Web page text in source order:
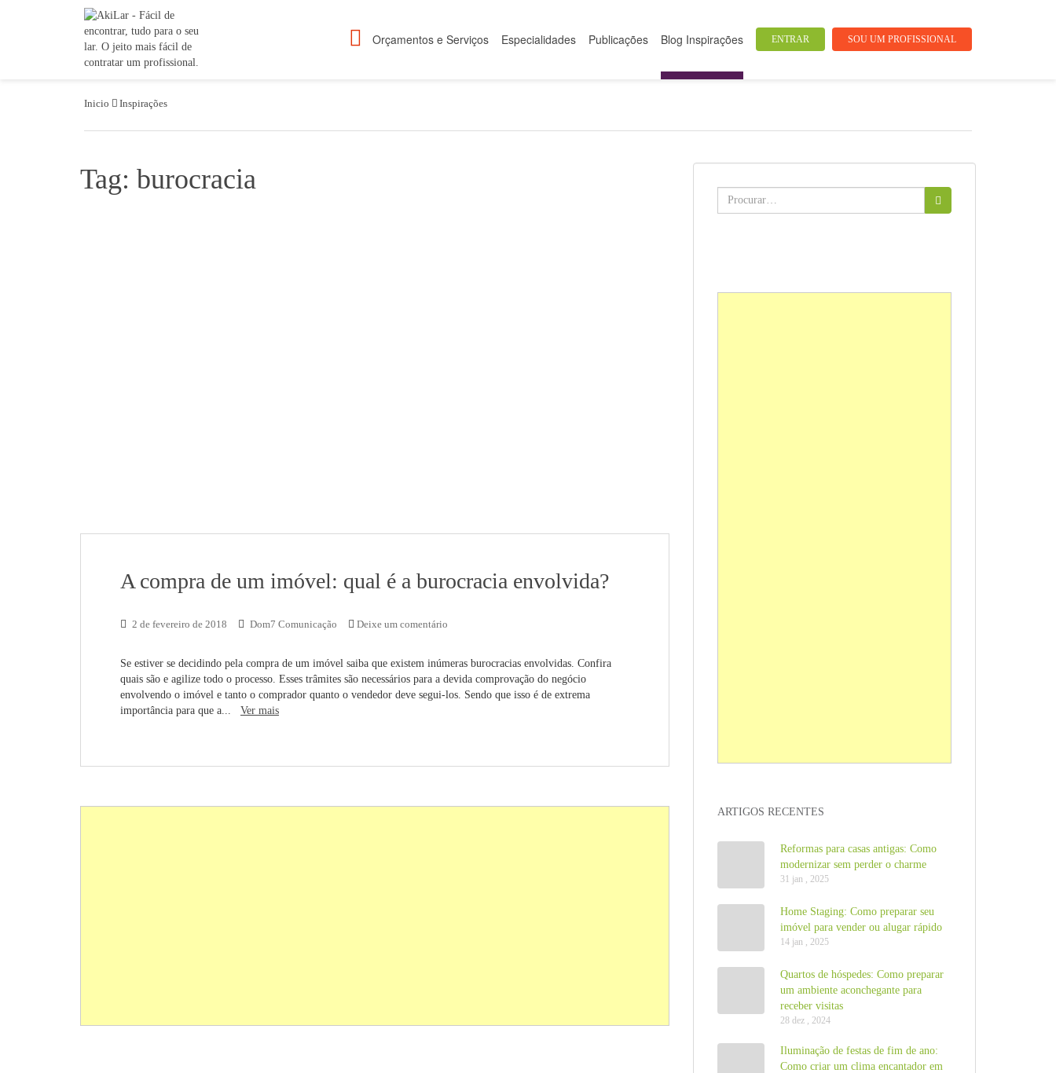
ENTRAR SOU UM PROFISSIONAL
Orçamentos e Serviços Especialidades Publicações Blog Inspirações
Inicio Inspirações
Tag: burocracia
A compra de um imóvel: qual é a burocracia envolvida?
2 de fevereiro de 2018 Dom7 Comunicação Deixe um comentário
Se estiver se decidindo pela compra de um imóvel saiba que existem inúmeras burocracias envolvidas. Confira
quais são e agilize todo o processo. Esses trâmites são necessários para a devida comprovação do negócio
envolvendo o imóvel e tanto o comprador quanto o vendedor deve segui-los. Sendo que isso é de extrema
importância para que a... Ver mais
Buscar:
ARTIGOS RECENTES
Reformas para casas antigas: Como
modernizar sem perder o charme
31 jan , 2025
Home Staging: Como preparar seu
imóvel para vender ou alugar rápido
14 jan , 2025
Quartos de hóspedes: Como preparar
um ambiente aconchegante para
receber visitas
28 dez , 2024
Iluminação de festas de fim de ano:
Como criar um clima encantador em